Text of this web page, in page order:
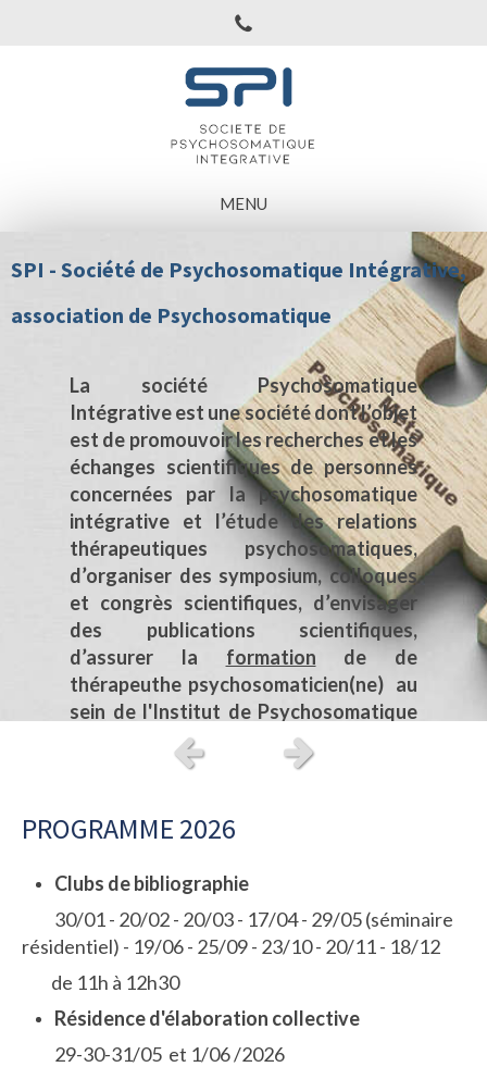
MENU
SPI - Société de Psychosomatique Intégrative,
association de Psychosomatique
La société Psychosomatique
Intégrative est une société dont l’objet
est de promouvoir les recherches et les
échanges scientifiques de personnes
concernées par la psychosomatique
intégrative et l’étude des relations
thérapeutiques psychosomatiques,
d’organiser des symposium, colloques
et congrès scientifiques, d’envisager
des publications scientifiques,
d’assurer la formation de de
thérapeuthe psychosomaticien(ne) au
sein de l'Institut de Psychosomatique
Intégrative de la SPI.
Slide précédentSlide suivant
PROGRAMME 2026
Clubs de bibliographie
30/01 - 20/02 - 20/03 - 17/04 - 29/05 (séminaire
résidentiel) - 19/06 - 25/09 - 23/10 - 20/11 - 18/12
de 11h à 12h30
Résidence d'élaboration collective
29-30-31/05 et 1/06 /2026